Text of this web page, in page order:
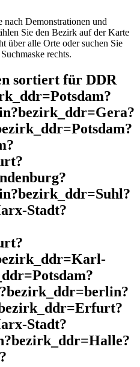
nach Demonstrationen und
Sie den Bezirk auf der Karte
über alle Orte oder suchen Sie
rechts.
sortiert für DDR
Stadt?
Stadt?